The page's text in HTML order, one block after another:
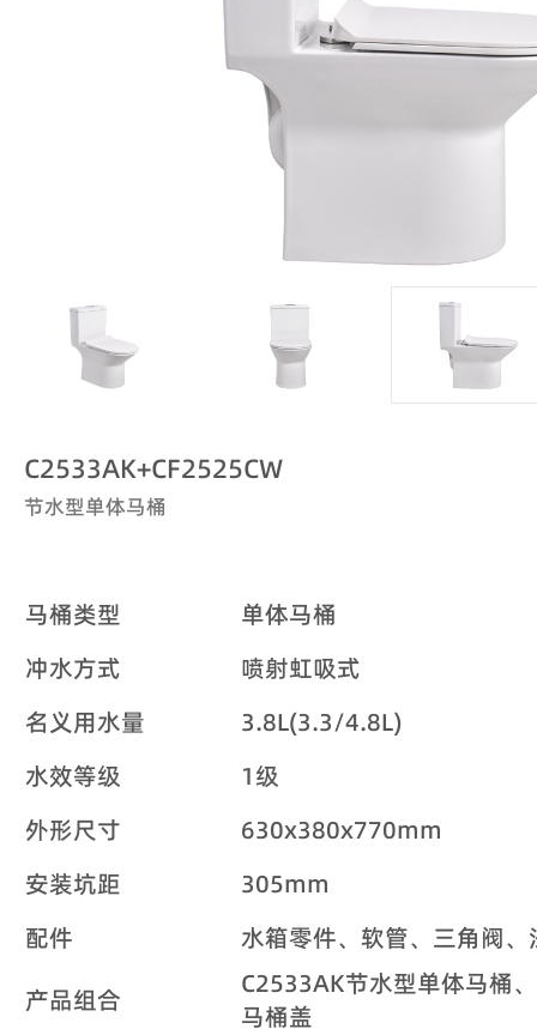
C2533AK+CF2525CW
节水型单体马桶
马桶类型
单体马桶
冲水方式
喷射虹吸式
名义用水量
3.8L(3.3/4.8L)
水效等级
1级
外形尺寸
630x380x770mm
安装坑距
305mm
配件
水箱零件、软管、三角阀
产品组合
C2533AK节水型单体马桶
马桶盖